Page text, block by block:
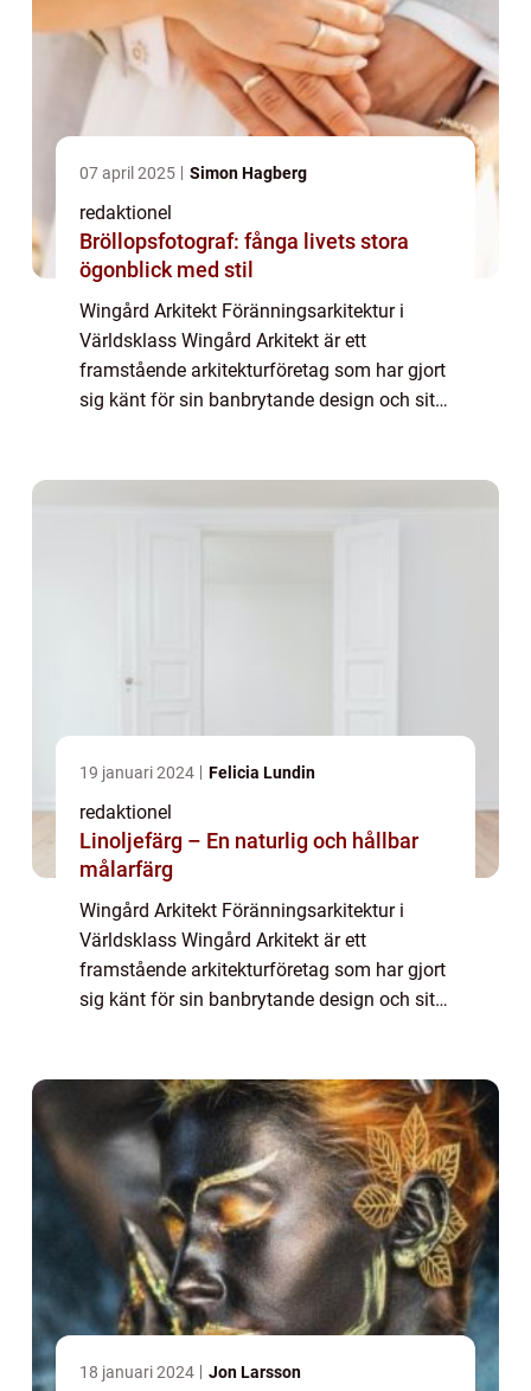
07 april 2025 Simon Hagberg
redaktionel
Bröllopsfotograf: fånga livets stora
ögonblick med stil
Wingård Arkitekt Föränningsarkitektur i
Världsklass Wingård Arkitekt är ett
framstående arkitekturföretag som har gjort
sig känt för sin banbrytande design och sitt
19 januari 2024 Felicia Lundin
redaktionel
Linoljefärg – En naturlig och hållbar
målarfärg
Wingård Arkitekt Föränningsarkitektur i
Världsklass Wingård Arkitekt är ett
framstående arkitekturföretag som har gjort
sig känt för sin banbrytande design och sitt
18 januari 2024 Jon Larsson